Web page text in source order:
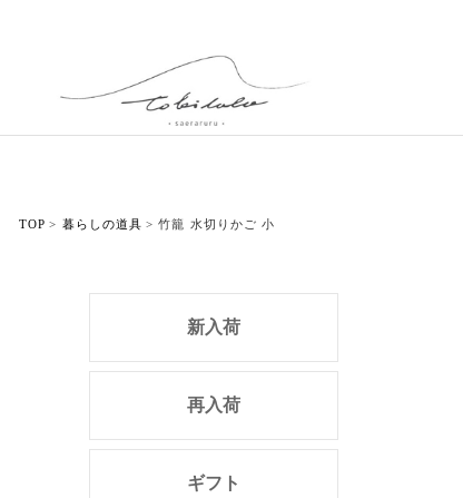
TOP 暮らしの道具 竹籠 水切りかご 小
新入荷
再入荷
ギフト